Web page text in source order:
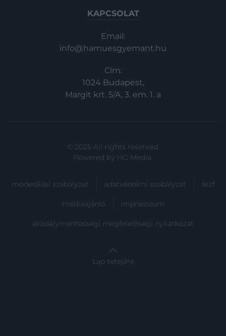
KAPCSOLAT
Email:
info@hamuesgyemant.hu
Cím:
1024 Budapest,
Margit krt. 5/A, 3. em. 1. a
© 2025 All rights reserved.
Powered by HG Media.
moderálási szabályzat adatvédelmi szabályzat ászf
médiaajánló impresszum
akadálymentességi megfelelőségi nyilatkozat
Lap tetejére